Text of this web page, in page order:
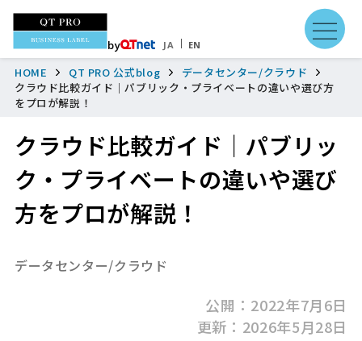
by JA EN
HOME QT PRO 公式blog
データセンター/クラウド
クラウド比較ガイド｜パブリック・プライベートの違いや選び方
をプロが解説！
クラウド比較ガイド｜パブリッ
ク・プライベートの違いや選び
方をプロが解説！
データセンター/クラウド
公開：2022年7月6日
更新：2026年5月28日